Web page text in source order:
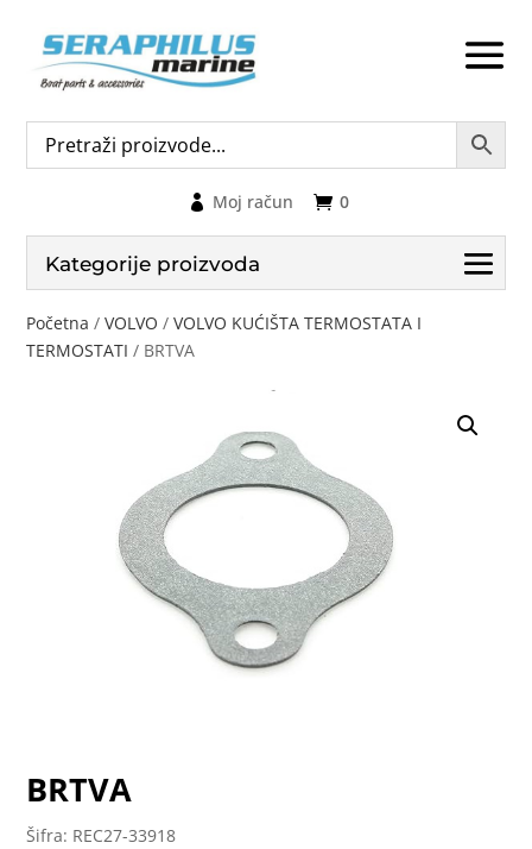
0
Moj račun
Kategorije proizvoda
Početna /VOLVO /VOLVO KUĆIŠTA TERMOSTATA I
TERMOSTATI / BRTVA
BRTVA
Šifra: REC27-33918